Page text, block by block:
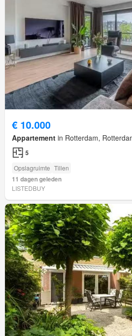
€ 10.000
Appartement in Rotterdam,
5
Opslagruimte Tillen
11 dagen geleden
LISTEDBUY